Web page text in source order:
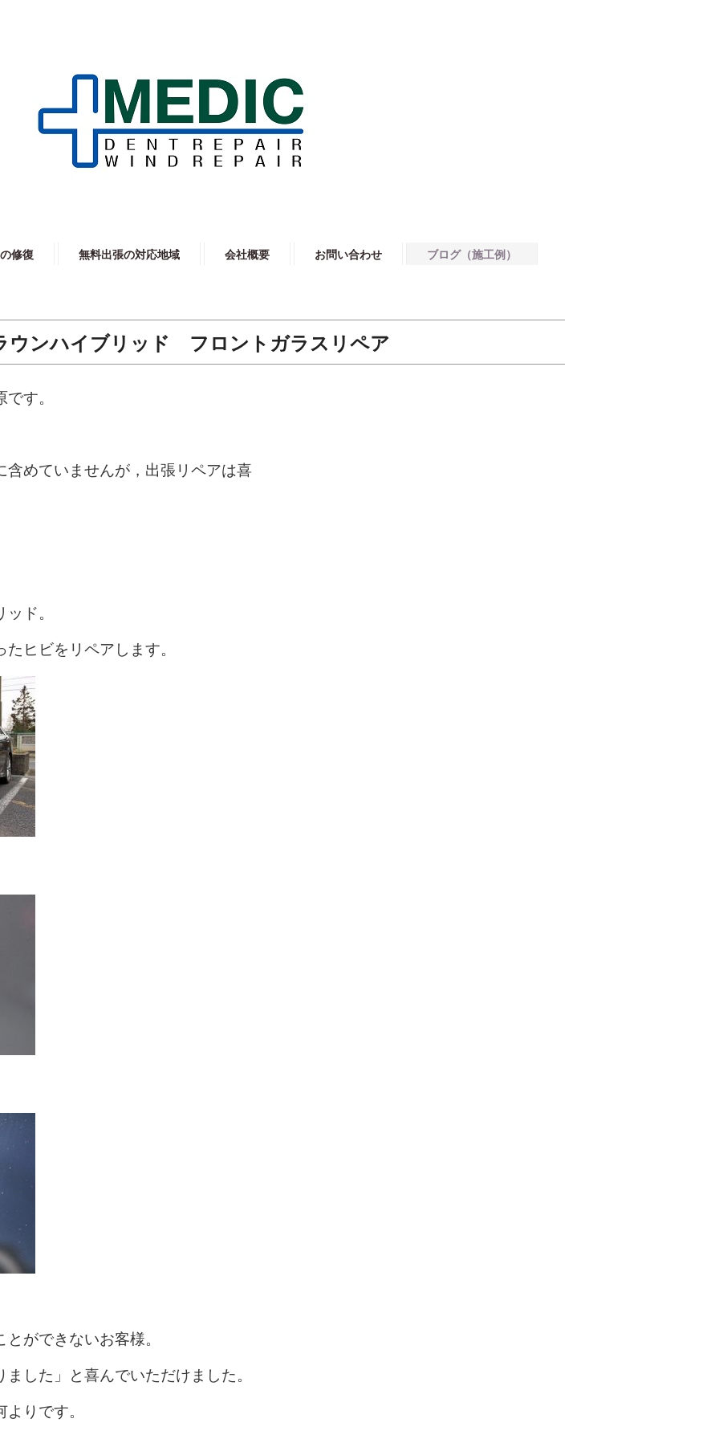
修復 無料出張の対応地域 会社概要 お問い合わせ ブログ（施工例）
ウンハイブリッド フロントガラスリペア
す。
めていませんが，出張リペアは喜
ド。
ヒビをリペアします。
ができないお客様。
した」と喜んでいただけました。
りです。